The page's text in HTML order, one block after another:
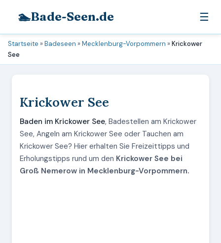
🏊Bade-Seen.de ☰
Startseite »Badeseen »Mecklenburg-Vorpommern »Krickower
See
Krickower See
Baden im Krickower See, Badestellen am Krickower
See, Angeln am Krickower See oder Tauchen am
Krickower See? Hier erhalten Sie Freizeittipps und
Erholungstipps rund um den Krickower See bei
Groß Nemerow in Mecklenburg-Vorpommern.